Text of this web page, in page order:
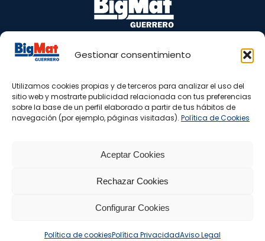
Gestionar consentimiento
Utilizamos cookies propias y de terceros para analizar el uso del
sitio web y mostrarte publicidad relacionada con tus preferencias
sobre la base de un perfil elaborado a partir de tus hábitos de
navegación (por ejemplo, páginas visitadas). Política de Cookies
Aceptar Cookies
Rechazar Cookies
Configurar Cookies
Política de cookiesPolítica PrivacidadAviso Legal
Puente Barrero, s/n 29100 Coín – Málaga
www.bigmatguerrero.es
almacen@bigmatguerrero.com